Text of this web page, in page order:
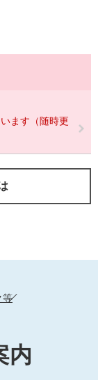
ます（随時更
等
内